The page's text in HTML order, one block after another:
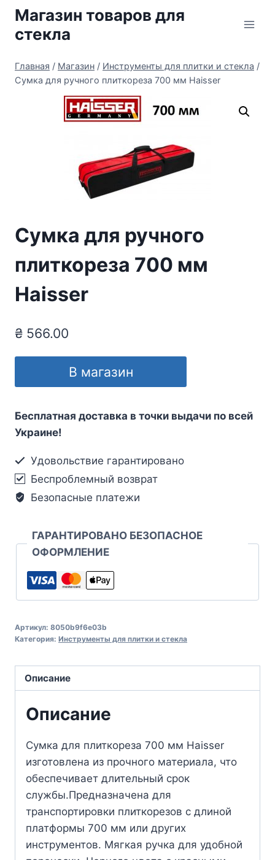
Перейти
содержимому
Магазин товаров для
стекла
Главная / Магазин / Инструменты для плитки и стекла /
Сумка для ручного плиткореза 700 мм Haisser
Сумка для ручного
плиткореза 700 мм
Haisser
₴ 566.00
В магазин
Бесплатная доставка в точки выдачи по всей
Украине!
Удовольствие гарантировано
Беспроблемный возврат
Безопасные платежи
ГАРАНТИРОВАНО БЕЗОПАСНОЕ
ОФОРМЛЕНИЕ
Артикул: 8050b9f6e03b
Категория: Инструменты для плитки и стекла
Описание
Описание
Сумка для плиткореза 700 мм Haisser
изготовлена из прочного материала, что
обеспечивает длительный срок
службы.Предназначена для
транспортировки плиткорезов с длиной
платформы 700 мм или других
инструментов. Мягкая ручка для удобной